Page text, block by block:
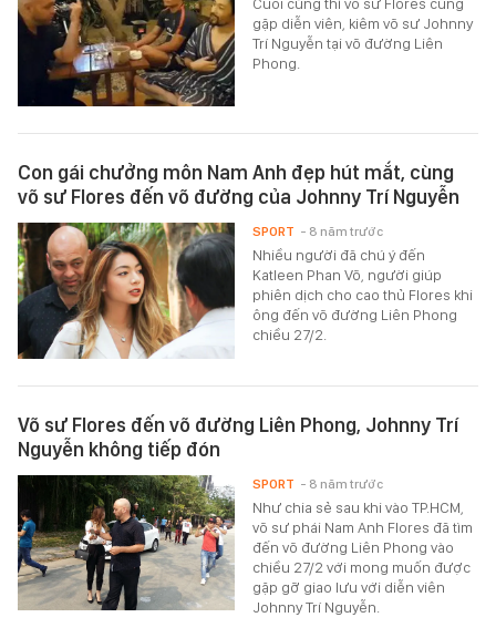
Cuối cùng thì võ sư Flores cũng
gặp diễn viên, kiêm võ sư Johnny
Trí Nguyễn tại võ đường Liên
Phong.
Con gái chưởng môn Nam Anh đẹp hút mắt, cùng
võ sư Flores đến võ đường của Johnny Trí Nguyễn
Nhiều người đã chú ý đến
Katleen Phan Võ, người giúp
phiên dịch cho cao thủ Flores khi
ông đến võ đường Liên Phong
chiều 27/2.
SPORT - 8 năm trước
Võ sư Flores đến võ đường Liên Phong, Johnny Trí
Nguyễn không tiếp đón
Như chia sẻ sau khi vào TP.HCM,
võ sư phái Nam Anh Flores đã tìm
đến võ đường Liên Phong vào
chiều 27/2 với mong muốn được
gặp gỡ giao lưu với diễn viên
Johnny Trí Nguyễn.
SPORT - 8 năm trước